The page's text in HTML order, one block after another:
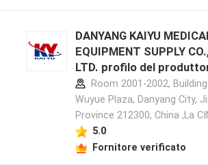
DANYANG KAIYU
EQUIPMENT SUPPLY
LTD. profilo del
Room 2001-2002, Building
Wuyue Plaza, Danyang City,
Province 212300, China ,La
5.0
Fornitore verificato